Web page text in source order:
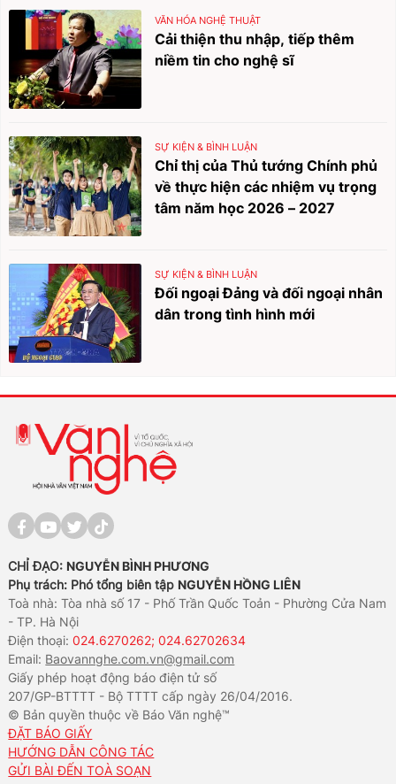
VĂN HÓA NGHỆ THUẬT
Cải thiện thu nhập, tiếp thêm
niềm tin cho nghệ sĩ
SỰ KIỆN & BÌNH LUẬN
Chỉ thị của Thủ tướng Chính phủ
về thực hiện các nhiệm vụ trọng
tâm năm học 2026 – 2027
SỰ KIỆN & BÌNH LUẬN
Đối ngoại Đảng và đối ngoại nhân
dân trong tình hình mới
CHỈ ĐẠO: NGUYỄN BÌNH PHƯƠNG
Phụ trách: Phó tổng biên tập NGUYỄN HỒNG LIÊN
Toà nhà: Tòa nhà số 17 - Phố Trần Quốc Toản - Phường Cửa Nam
- TP. Hà Nội
Điện thoại:024.6270262; 024.62702634
Email: Baovannghe.com.vn@gmail.com
Giấy phép hoạt động báo điện tử số
207/GP-BTTTT - Bộ TTTT cấp ngày 26/04/2016.
© Bản quyền thuộc về Báo Văn nghệ™
ĐẶT BÁO GIẤY
HƯỚNG DẪN CÔNG TÁC
GỬI BÀI ĐẾN TOÀ SOẠN